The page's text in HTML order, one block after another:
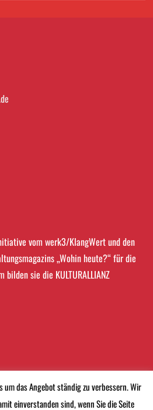
vom werk3/KlangWert und den
„Wohin heute?“ für die
sie die KULTURALLIANZ
um das Angebot ständig zu verbessern. Wir
einverstanden sind, wenn Sie die Seite